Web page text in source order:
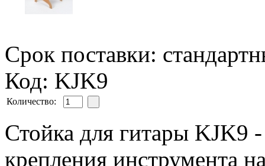
Срок поставки:
Код: KJK9
Количество:
Стойка для гитары KJK9 -
крепления инструмента